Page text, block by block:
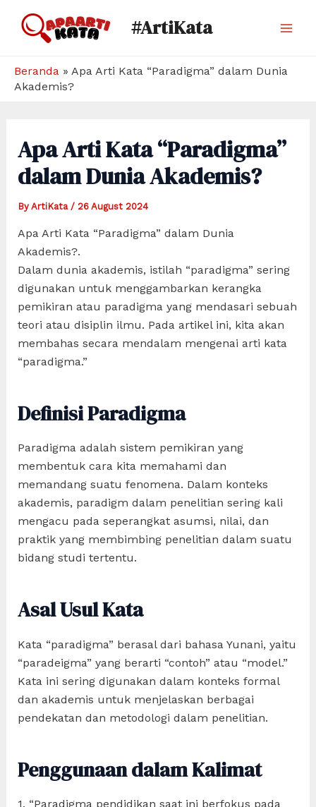
#ArtiKata
Beranda » Apa Arti Kata “Paradigma” dalam Dunia
Akademis?
Apa Arti Kata “Paradigma”
dalam Dunia Akademis?
By ArtiKata / 26 August 2024
Apa Arti Kata “Paradigma” dalam Dunia
Akademis?.
Dalam dunia akademis, istilah “paradigma” sering
digunakan untuk menggambarkan kerangka
pemikiran atau paradigma yang mendasari sebuah
teori atau disiplin ilmu. Pada artikel ini, kita akan
membahas secara mendalam mengenai arti kata
“paradigma.”
Definisi Paradigma
Paradigma adalah sistem pemikiran yang
membentuk cara kita memahami dan
memandang suatu fenomena. Dalam konteks
akademis, paradigm dalam penelitian sering kali
mengacu pada seperangkat asumsi, nilai, dan
praktik yang membimbing penelitian dalam suatu
bidang studi tertentu.
Asal Usul Kata
Kata “paradigma” berasal dari bahasa Yunani, yaitu
“paradeigma” yang berarti “contoh” atau “model.”
Kata ini sering digunakan dalam konteks formal
dan akademis untuk menjelaskan berbagai
pendekatan dan metodologi dalam penelitian.
Penggunaan dalam Kalimat
1. “Paradigma pendidikan saat ini berfokus pada